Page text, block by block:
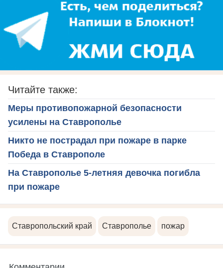
Читайте также:
Меры противопожарной безопасности
усилены на Ставрополье
Никто не пострадал при пожаре в парке
Победа в Ставрополе
На Ставрополье 5-летняя девочка погибла
при пожаре
Ставропольский край Ставрополье пожар